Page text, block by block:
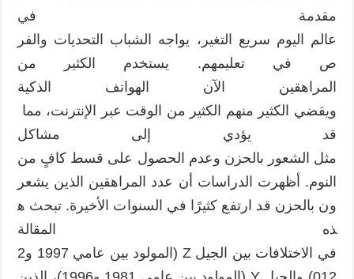
التعلم
مغلقة
مقدمة في
عالم اليوم سريع التغير، يواجه الشباب التحديات والفر
ص في تعليمهم. يستخدم الكثير من
المراهقين الآن الهواتف الذكية
ويقضي الكثير منهم الكثير من الوقت عبر الإنترنت، مما
قد يؤدي إلى مشاكل
مثل الشعور بالحزن وعدم الحصول على قسط كافٍ من
النوم. أظهرت الدراسات أن عدد المراهقين الذين يشعر
ون بالحزن قد ارتفع كثيرًا في السنوات الأخيرة. تبحث ه
ذه المقالة
في الاختلافات بين الجيل Z (المولود بين عامي 1997 و2